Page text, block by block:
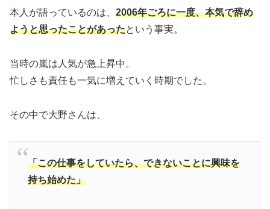
本人が語っているのは、 2006年ごろに一度、本気で辞め
ようと思ったことがあったという事実。
当時の嵐は人気が急上昇中。
忙しさも責任も一気に増えていく時期でした。
その中で大野さんは、
「この仕事をしていたら、できないことに興味を
持ち始めた」